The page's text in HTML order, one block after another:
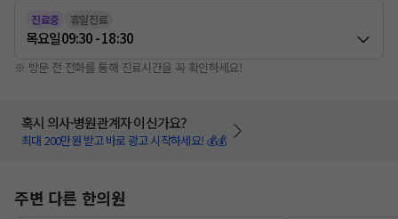
진료중 휴일진료
목요일09:30 - 18:30
※ 방문 전 전화를 통해 진료시간을 꼭 확인하세요!
혹시 의사·병원관계자 이신가요?
최대 200만원 받고 바로 광고 시작하세요! 💰💰
주변 다른 한의원